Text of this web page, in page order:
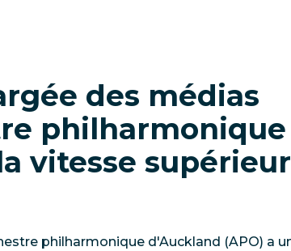
des médias
philharmonique
vitesse
philharmonique d'Auckland (APO) a